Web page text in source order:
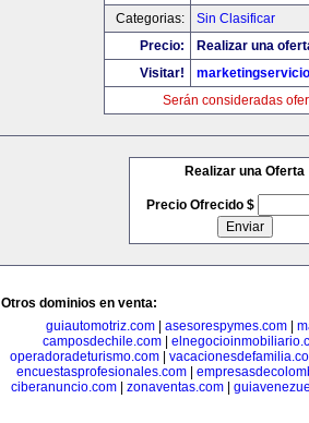
Categorias:
Sin Clasificar
Precio:
Realizar una
Visitar!
Serán consideradas
Realizar una Oferta
Precio Ofrecido $
Otros dominios en venta:
guiautomotriz.com
asesorespymes.com
camposdechile.com
operadoradeturismo.com
encuestasprofesionales.com
ciberanuncio.com| zonaventas.com|